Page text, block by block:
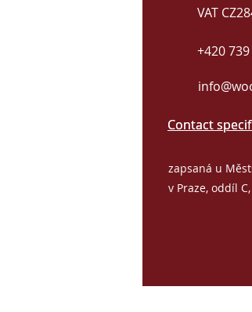
VAT
+420
Contact
Contact
zapsaná u
v Praze, oddíl